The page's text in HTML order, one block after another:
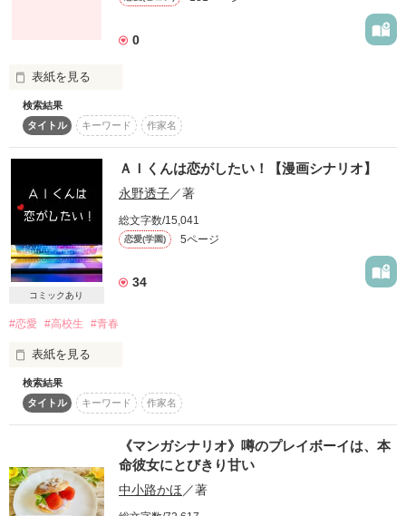
(Takumi Sakuragi)
お互いのことを想い合うがゆえに
だれがどう見ても両想いなのに、
勘違い同士の２人がくり広げる
じれキュン♡ラブストーリー。
《シナリオ執筆期間》
こちらは、マンガシナリオになります。
(小説ではありません)
第3回noicomiマンガシナリオ大賞用に書き下ろしました。
※未完でのエントリーのため、
蒼は、わたしの幼なじみ。
そして、初恋の人。
再会したことで、
再び蒼への想いがあふれ出す。
だけど、ＳＰとは恋愛禁止。
絶対好きになっちゃいけないはずなのに――。
「俺だって、ずっと煌莉のことが好きだった」
「煌莉をだれにも渡したくない。
「煌莉のすべてを俺に預けて。
生涯かけて守ってみせる」
全力で守ってくれて、
愛おしく抱きしめてくる蒼を
進藤 凪
(Nagi Shindō)
恋愛価値観正反対の２人が
どこか懐かしくも、現代ではあまりない
不器用なりにアナログな恋を紡いでいく。
《シナリオ執筆期間》
2024.07.07 〜 2024.07.31
こちらは、マンガシナリオになります。
第5回noicomiマンガシナリオ大賞用に書き下ろしました。
※未完でのエントリーのため、
ストーリーは途中までとなっています。
0
表紙を見る
ドラマなんかを見て、
『純愛』っていうのは知っていた。
素敵な出会い方をして、
素敵なお付き合いをする。
途中でいくつかの障害なんかも現れて、
それでも愛を貫く。
検索結果
タイトル
キーワード 作家名
コミックあり
ＡＩくんは恋がしたい！【漫画シナリオ】
永野透子／著
総文字数/15,041
恋愛(学園) 5ページ
34
#恋愛 #高校生 #青春
表紙を見る
こちらはマンガシナリオです。
「第5回noicomiマンガシナリオ大賞」にエントリーしていま
す。
ある日突然私に告白してくれたのは
検索結果
タイトル
キーワード 作家名
《マンガシナリオ》噂のプレイボーイは、本
命彼女にとびきり甘い
中小路かほ ／著